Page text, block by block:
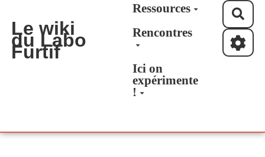
Le wiki
du Labo
Furtif
Ressources
Rencontres
Ici on
expérimente
!